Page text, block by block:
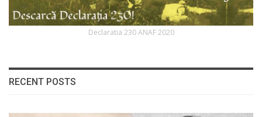
Declaratia 230 ANAF 2020
RECENT POSTS